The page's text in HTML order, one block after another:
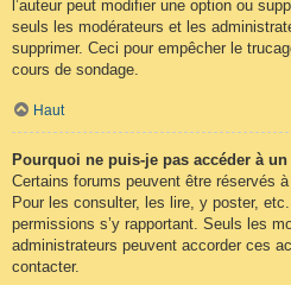
l’auteur peut modifier une option ou
seuls les modérateurs et les
supprimer. Ceci pour empêcher le
cours de sondage.
Haut
Pourquoi ne puis-je pas accéder à
Certains forums peuvent être réservés
Pour les consulter, les lire, y poster,
permissions s’y rapportant. Seuls les
administrateurs peuvent accorder ces
contacter.